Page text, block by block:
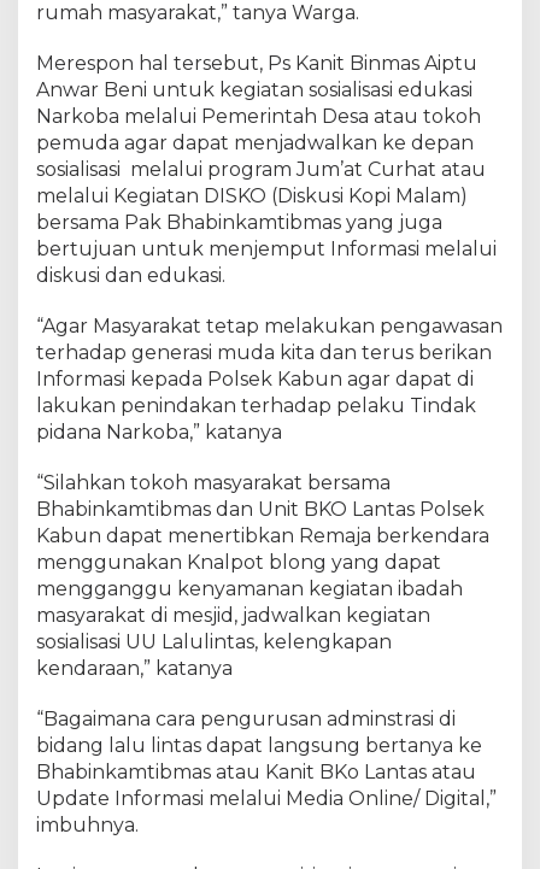
rumah masyarakat,” tanya Warga.
Merespon hal tersebut, Ps Kanit Binmas Aiptu
Anwar Beni untuk kegiatan sosialisasi edukasi
Narkoba melalui Pemerintah Desa atau tokoh
pemuda agar dapat menjadwalkan ke depan
sosialisasi melalui program Jum’at Curhat atau
melalui Kegiatan DISKO (Diskusi Kopi Malam)
bersama Pak Bhabinkamtibmas yang juga
bertujuan untuk menjemput Informasi melalui
diskusi dan edukasi.
“Agar Masyarakat tetap melakukan pengawasan
terhadap generasi muda kita dan terus berikan
Informasi kepada Polsek Kabun agar dapat di
lakukan penindakan terhadap pelaku Tindak
pidana Narkoba,” katanya
“Silahkan tokoh masyarakat bersama
Bhabinkamtibmas dan Unit BKO Lantas Polsek
Kabun dapat menertibkan Remaja berkendara
menggunakan Knalpot blong yang dapat
mengganggu kenyamanan kegiatan ibadah
masyarakat di mesjid, jadwalkan kegiatan
sosialisasi UU Lalulintas, kelengkapan
kendaraan,” katanya
“Bagaimana cara pengurusan adminstrasi di
bidang lalu lintas dapat langsung bertanya ke
Bhabinkamtibmas atau Kanit BKo Lantas atau
Update Informasi melalui Media Online/ Digital,”
imbuhnya.